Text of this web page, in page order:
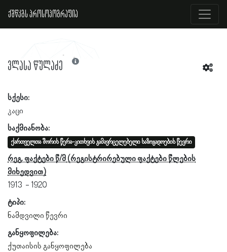
ქშწკგს პროსოპოგრაფია
ვლასა წულაძე
სქესი:
კაცი
საქმიანობა:
ქართველთა შორის წერა-კითხვის გამავრცელებელი საზოგადოების წევრი
რეგ. ფაქტები წ/მ
1913
1920
ტიპი:
ნამდვილი წევრი
განყოფილება:
ქუთაისის განყოფილება